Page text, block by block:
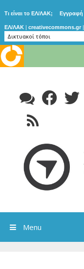
Τι είναι το ΕΛ/ΛΑΚ; Εγγραφή
ΕΛ/ΛΑΚ | creativecommons.gr |
content
Menu